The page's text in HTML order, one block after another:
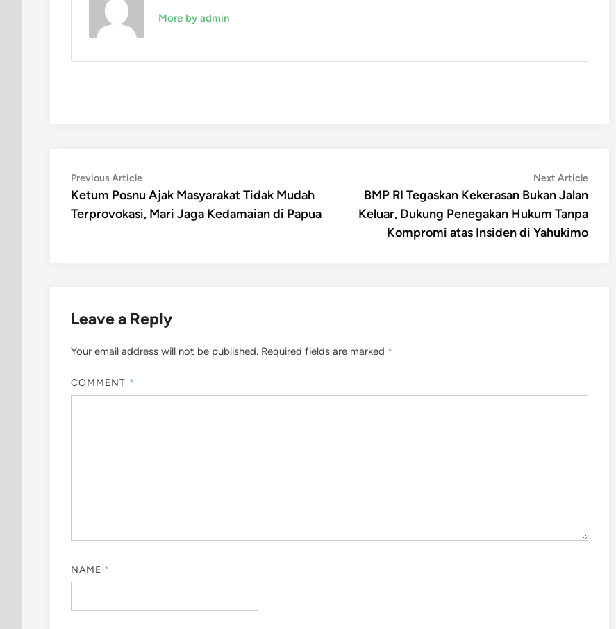
More by admin
Post
navigation
Previous ArticlePrevious
article:
Ketum Posnu Ajak Masyarakat Tidak Mudah
Terprovokasi, Mari Jaga Kedamaian di Papua
Next ArticleNext
article:
BMP RI Tegaskan Kekerasan Bukan Jalan
Keluar, Dukung Penegakan Hukum Tanpa
Kompromi atas Insiden di Yahukimo
Leave a Reply
Your email address will not be published. Required fields are marked *
COMMENT *
NAME *